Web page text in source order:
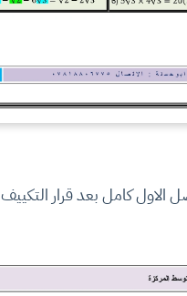
الاول كامل بعد قرار التكييف